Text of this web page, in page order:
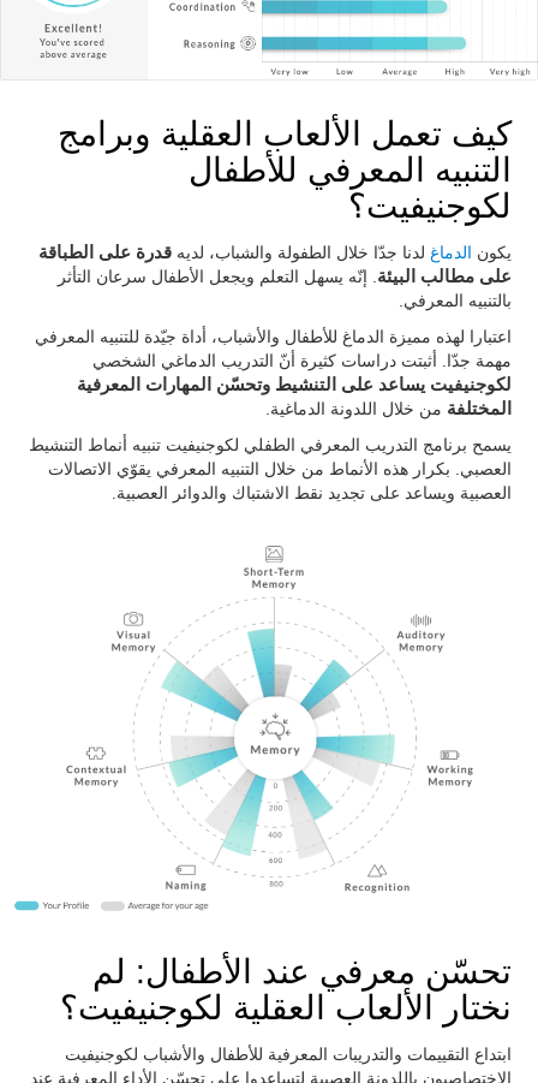
كيف تعمل الألعاب العقلية وبرامج
التنبيه المعرفي للأطفال
لكوجنيفيت؟
يكون الدماغ لدنا جدّا خلال الطفولة والشباب، لديهقدرة على الطباقة
على مطالب البيئة . إنّه يسهل التعلم ويجعل الأطفال سرعان التأثر
بالتنبيه المعرفي.
اعتبارا لهذه مميزة الدماغ للأطفال والأشباب، أداة جيّدة للتنبيه المعرفي
مهمة جدّا. أثبتت دراسات كثيرة أنّ التدريب الدماغي الشخصي
لكوجنيفيت يساعد على التنشيط وتحسّن المهارات المعرفية
المختلفة من خلال اللدونة الدماغية.
يسمح برنامج التدريب المعرفي الطفلي لكوجنيفيت تنبيه أنماط التنشيط
العصبي. بكرار هذه الأنماط من خلال التنبيه المعرفي يقوّي الاتصالات
العصبية ويساعد على تجديد نقط الاشتباك والدوائر العصبية.
تحسّن معرفي عند الأطفال: لم
نختار الألعاب العقلية لكوجنيفيت؟
ابتداع التقييمات والتدريبات المعرفية للأطفال والأشباب لكوجنيفيت
الاختصاصيون باللدونة العصبية لتساعدوا على تحسّن الأداء المعرفية عند